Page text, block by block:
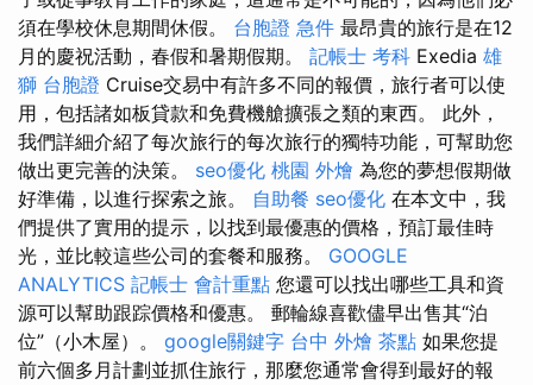
須在學校休息期間休假。 台胞證 急件 最昂貴的旅行是在12
月的慶祝活動，春假和暑期假期。 記帳士 考科 Exedia 雄
獅 台胞證 Cruise交易中有許多不同的報價，旅行者可以使
用，包括諸如板貸款和免費機艙擴張之類的東西。 此外，
我們詳細介紹了每次旅行的每次旅行的獨特功能，可幫助您
做出更完善的決策。 seo優化 桃園 外燴 為您的夢想假期做
好準備，以進行探索之旅。 自助餐 seo優化 在本文中，我
們提供了實用的提示，以找到最優惠的價格，預訂最佳時
光，並比較這些公司的套餐和服務。 GOOGLE
ANALYTICS 記帳士 會計重點 您還可以找出哪些工具和資
源可以幫助跟踪價格和優惠。 郵輪線喜歡儘早出售其“泊
位”（小木屋）。 google關鍵字 台中 外燴 茶點 如果您提
前六個多月計劃並抓住旅行，那麼您通常會得到最好的報